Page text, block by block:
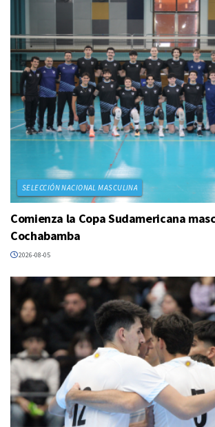
SELECCIÓN NACIONAL MASCULINA
Comienza la Copa Sudamericana
Cochabamba
2026-08-05